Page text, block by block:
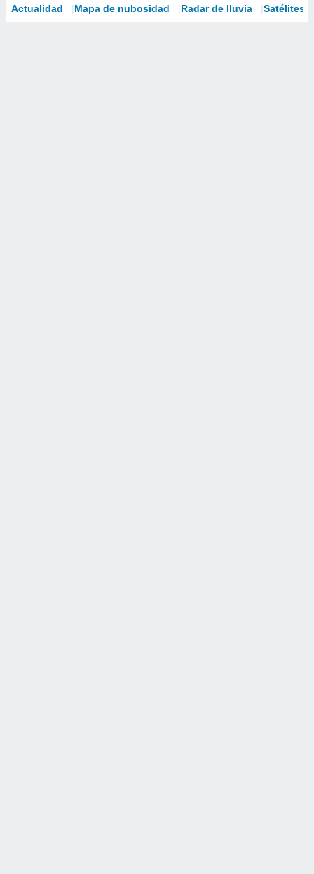
Actualidad Mapa de nubosidad Radar de lluvia Satélites